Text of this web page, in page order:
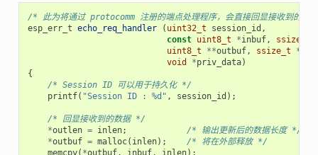
/* 此为将通过 protocomm 注册的端点处理程序，会直接回显接收到的数
esp_err_t echo_req_handler ( uint32_t session_id ,
const uint8_t *inbuf, ssize_t
uint8_t
**outbuf, ssize_t *
void
*priv_data)
{
/* Session ID 可以用于持久化 */
printf( "Session ID : %d" , session_id );
/* 回显接收到的数据 */
*outlen = inlen;
/* 输出更新后的数据长度 */
*outbuf = malloc( inlen);
/* 将在外部释放 */
memcpy( *outbuf, inbuf, inlen);